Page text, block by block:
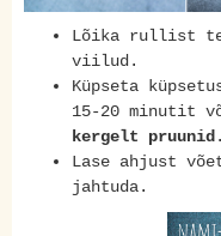
Lõika rullist
viilud.
Küpseta
15-20 minutit
kergelt pruunid
Lase ahjust
jahtuda.